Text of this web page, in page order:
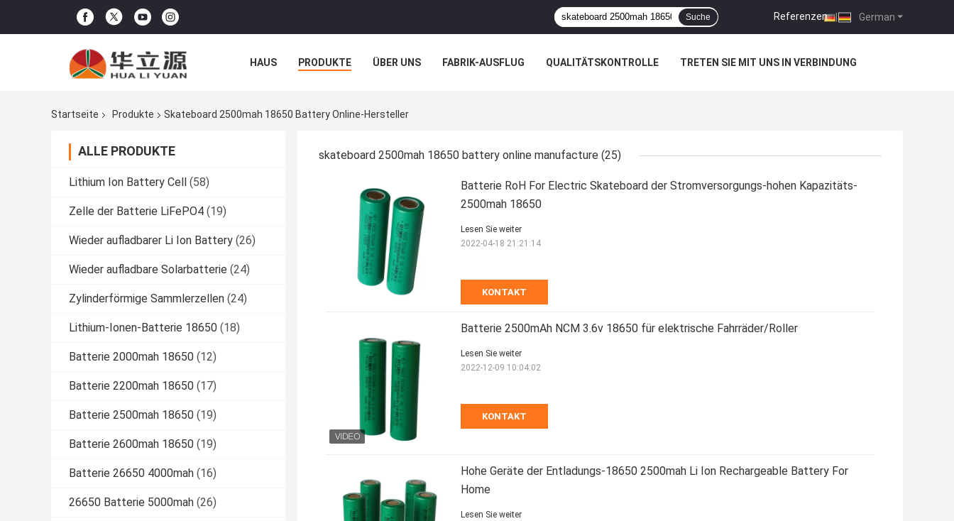
German
Referenzen |
Suche
HAUS PRODUKTE ÜBER UNS FABRIK-AUSFLUG QUALITÄTSKONTROLLE TRETEN SIE MIT UNS IN VERBINDUNG
Startseite
Produkte Skateboard 2500mah 18650 Battery Online-Hersteller
ALLE PRODUKTE
Lithium Ion Battery Cell (58)
Zelle der Batterie LiFePO4 (19)
Wieder aufladbarer Li Ion Battery (26)
Wieder aufladbare Solarbatterie (24)
Zylinderförmige Sammlerzellen (24)
Lithium-Ionen-Batterie 18650 (18)
Batterie 2000mah 18650 (12)
Batterie 2200mah 18650 (17)
Batterie 2500mah 18650 (19)
Batterie 2600mah 18650 (19)
Batterie 26650 4000mah (16)
26650 Batterie 5000mah (26)
skateboard 2500mah 18650 battery online manufacture (25)
Batterie RoH For Electric Skateboard der Stromversorgungs-hohen Kapazitäts-
2500mah 18650
KONTAKT
Lesen Sie weiter
2022-04-18 21:21:14
Batterie 2500mAh NCM 3.6v 18650 für elektrische Fahrräder/Roller
KONTAKT
Lesen Sie weiter
2022-12-09 10:04:02
Hohe Geräte der Entladungs-18650 2500mah Li Ion Rechargeable Battery For
Home
Lesen Sie weiter